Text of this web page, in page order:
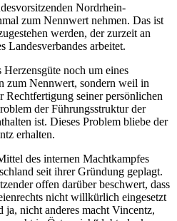
Nordrhein-
zum Nennwert nehmen. Das ist
werden, der zurzeit an
Landesverbandes arbeitet.
noch um eines
zum Nennwert, sondern weil in
Rechtfertigung seiner persönlichen
der Führungsstruktur der
ist. Dieses Problem bliebe der
erhalten.
des internen Machtkampfes
seit ihrer Gründung geplagt.
offen darüber beschwert, dass
nicht willkürlich eingesetzt
nicht anderes macht Vincentz,